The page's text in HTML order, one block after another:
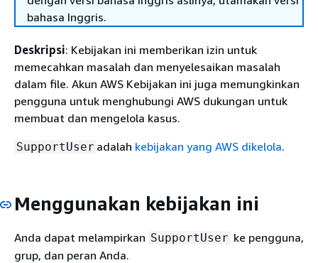
bahasa Inggris.
Deskripsi: Kebijakan ini memberikan izin untuk
memecahkan masalah dan menyelesaikan masalah
dalam file. Akun AWS Kebijakan ini juga memungkinkan
pengguna untuk menghubungi AWS dukungan untuk
membuat dan mengelola kasus.
SupportUser adalah kebijakan yang AWS dikelola.
Menggunakan kebijakan ini
Anda dapat melampirkan SupportUser ke pengguna,
grup, dan peran Anda.